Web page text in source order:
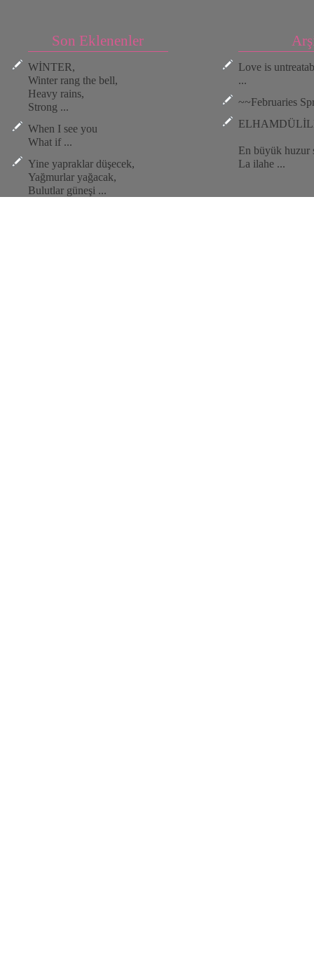
Son Eklenenler
WİNTER,
Winter rang the bell,
Heavy rains,
Strong ...
When I see you
What if ...
Yine yapraklar düşecek,
Yağmurlar yağacak,
Bulutlar güneşi ...
Love is
...
~~Februaries
En büyük huzur
La ilahe ...